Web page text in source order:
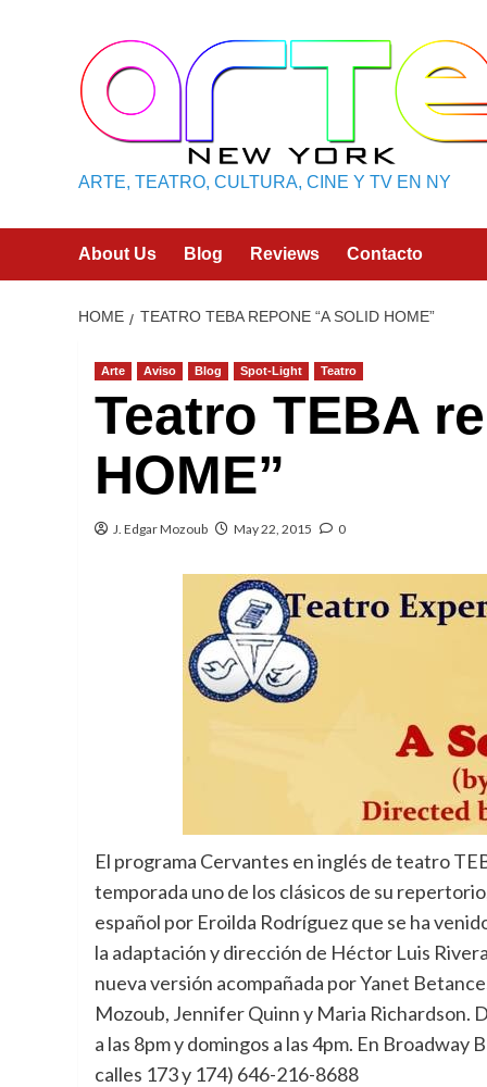
ARTE, TEATRO, CULTURA, CINE Y TV EN NY
About Us Blog Reviews Contacto
HOME TEATRO TEBA REPONE “A SOLID HOME”
Arte Aviso Blog Spot-Light Teatro
Teatro TEBA
HOME”
J. Edgar Mozoub May 22, 2015 0
El programa Cervantes en inglés de teatro
temporada uno de los clásicos de su
español por Eroilda Rodríguez que se ha
la adaptación y dirección de Héctor Luis
nueva versión acompañada por Yanet
Mozoub, Jennifer Quinn y Maria Richardson.
a las 8pm y domingos a las 4pm. En
calles 173 y 174) 646-216-8688